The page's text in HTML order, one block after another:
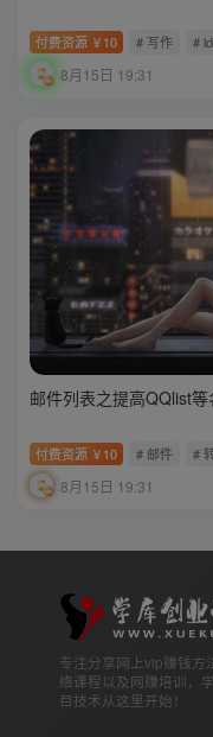
付费资源 ￥ 10 # 写作 #
8月15日 19:31
邮件列表之提高QQlist
付费资源 ￥ 10 # 邮件 #
8月15日 19:31
专注分享网上vip赚钱方
络课程以及网赚培训，
目技术从这里开始！